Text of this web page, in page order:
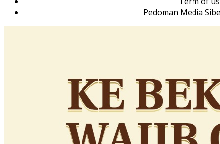
Pedoman Media